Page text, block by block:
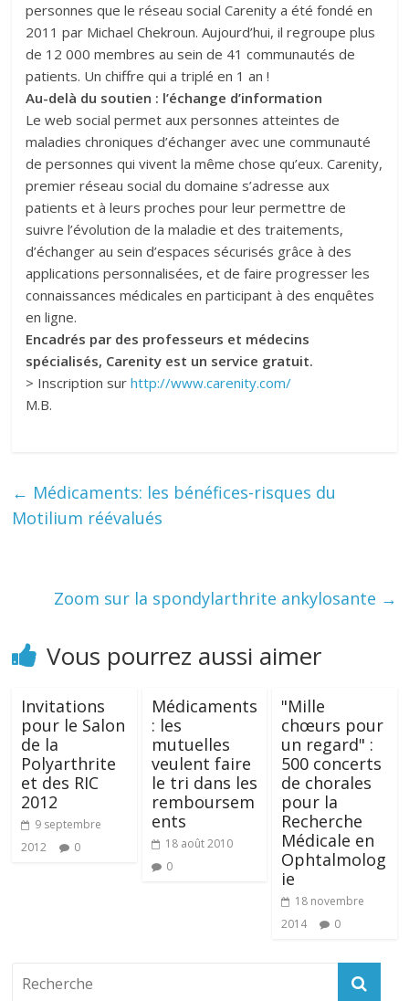
personnes que le réseau social Carenity a été fondé en
2011 par Michael Chekroun. Aujourd’hui, il regroupe plus
de 12 000 membres au sein de 41 communautés de
patients. Un chiffre qui a triplé en 1 an !
Au-delà du soutien : l’échange d’information
Le web social permet aux personnes atteintes de
maladies chroniques d’échanger avec une communauté
de personnes qui vivent la même chose qu’eux. Carenity,
premier réseau social du domaine s’adresse aux
patients et à leurs proches pour leur permettre de
suivre l’évolution de la maladie et des traitements,
d’échanger au sein d’espaces sécurisés grâce à des
applications personnalisées, et de faire progresser les
connaissances médicales en participant à des enquêtes
en ligne.
Encadrés par des professeurs et médecins
spécialisés, Carenity est un service gratuit.
> Inscription surhttp://www.carenity.com/
M.B.
← Médicaments: les bénéfices-risques du
Motilium réévalués
Zoom sur la spondylarthrite ankylosante →
Vous pourrez aussi aimer
Invitations
pour le Salon
de la
Polyarthrite
et des RIC
2012
9 septembre
2012
0
Médicaments
: les
mutuelles
veulent faire
le tri dans les
remboursem
ents
18 août 2010
0
"Mille
chœurs pour
un regard" :
500 concerts
de chorales
pour la
Recherche
Médicale en
Ophtalmolog
ie
18 novembre
2014
0